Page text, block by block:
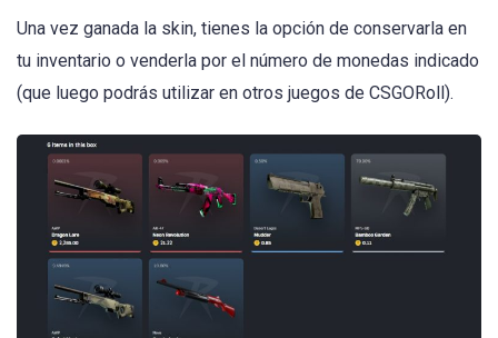
Una vez ganada la skin, tienes la opción de conservarla en
tu inventario o venderla por el número de monedas indicado
(que luego podrás utilizar en otros juegos de CSGORoll).